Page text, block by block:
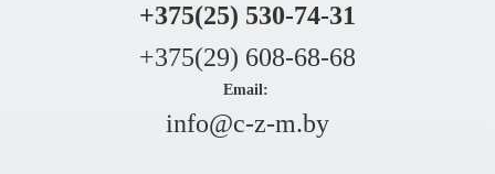
+375(25) 530-74-31
+375(29) 608-68-68
Email:
info@c-z-m.by